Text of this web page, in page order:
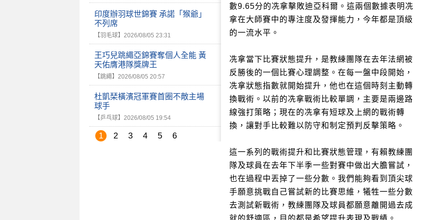
印度辦羽球世錦賽 承諾「猴爺」
不列席
【羽毛球】 2026/08/05 23:31
王巧兒跳繩亞錦賽奪個人全能 黃
天佑膺港隊獎牌王
【跳繩】 2026/08/05 20:57
杜凱琹橫濱冠軍賽首圈不敵主場
球手
【乒乓球】 2026/08/05 19:54
1 2 3 4 5 6
數9.65分的冼拿擊敗迪亞科爾。這兩個數據表明冼
拿在大師賽中的專注度及發揮能力，今年都是頂級
的一流水平。
冼拿當下比賽狀態提升，是教練團隊在去年法網被
反勝後的一個比賽心理調整。在每一盤中段開始，
冼拿狀態指數就開始提升，他也在這個時刻主動轉
換戰術。以前的冼拿戰術比較單調，主要是兩邊路
線強打策略；現在的冼拿有短球及上網的戰術轉
換，讓對手比較難以防守和制定預判反擊策略。
這一系列的戰術提升和比賽狀態管理，有賴教練團
隊及球員在去年下半季一些對賽中做出大膽嘗試，
也在過程中丟掉了一些分數。我們能夠看到頂尖球
手願意挑戰自己嘗試新的比賽思維，犧牲一些分數
去測試新戰術，教練團隊及球員都願意離開過去成